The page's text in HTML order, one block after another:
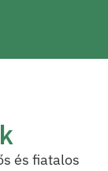
és fiatalos